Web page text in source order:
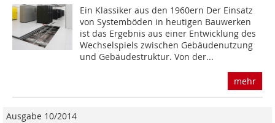
Ein Klassiker aus den 1960ern Der Einsatz
von Systemböden in heutigen Bauwerken
ist das Ergebnis aus einer Entwicklung des
Wechselspiels zwischen Gebäudenutzung
und Gebäudestruktur. Von der...
mehr
Ausgabe 10/2014